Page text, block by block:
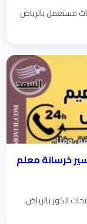
مستعمل بالرياض
خرسانة معلم
الكور بالرياض،